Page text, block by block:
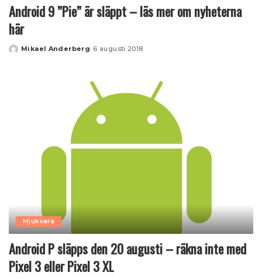
Android 9 ”Pie” är släppt – läs mer om nyheterna
här
Posted
Mikael Anderberg 6 augusti 2018
Mjukvara
Android P släpps den 20 augusti – räkna inte med
Pixel 3 eller Pixel 3 XL